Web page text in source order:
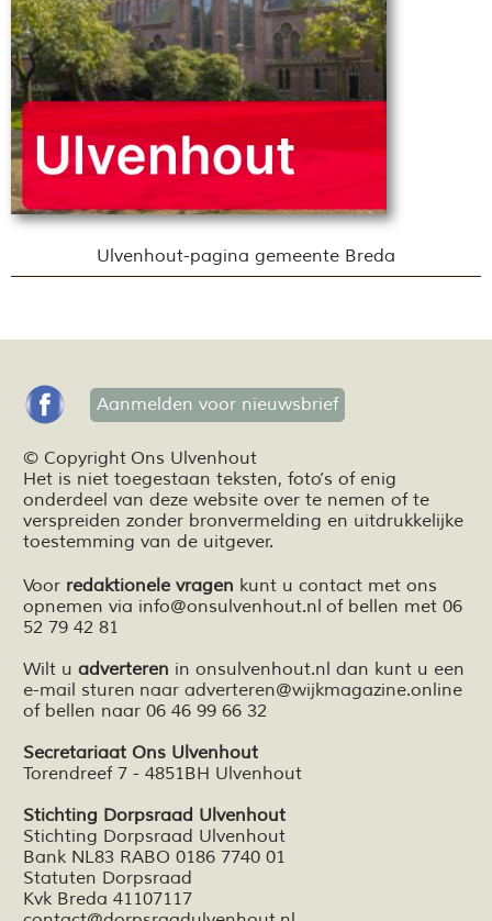
Ulvenhout-pagina gemeente Breda
Aanmelden voor nieuwsbrief
© Copyright Ons Ulvenhout
Het is niet toegestaan teksten, foto’s of enig
onderdeel van deze website over te nemen of te
verspreiden zonder bronvermelding en uitdrukkelijke
toestemming van de uitgever.
Voor redaktionele vragen kunt u contact met ons
opnemen via info@onsulvenhout.nl of bellen met 06
52 79 42 81
Wilt u adverteren in onsulvenhout.nl dan kunt u een
e-mail sturen naar adverteren@wijkmagazine.online
of bellen naar 06 46 99 66 32
Secretariaat Ons Ulvenhout
Torendreef 7 - 4851BH Ulvenhout
Stichting Dorpsraad Ulvenhout
Stichting Dorpsraad Ulvenhout
Bank NL83 RABO 0186 7740 01
Statuten Dorpsraad
Kvk Breda 41107117